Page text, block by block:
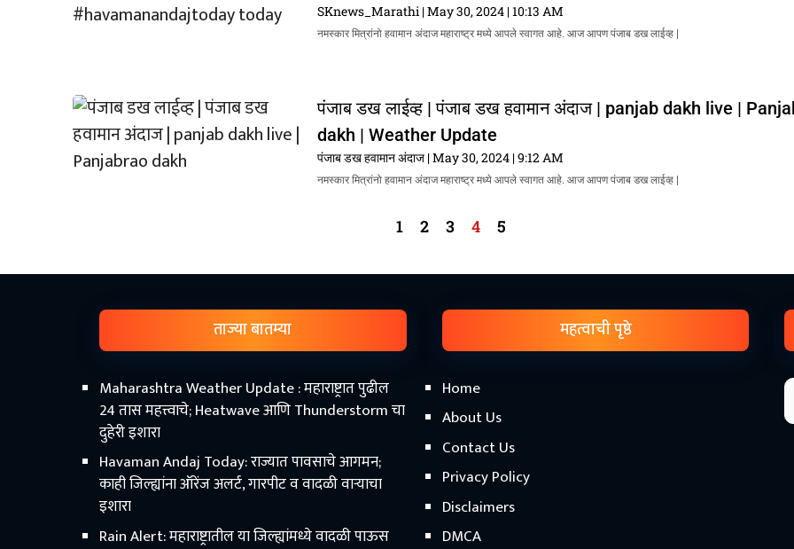
SKnews_Marathi May 30, 2024 10:13 AM
नमस्कार मित्रांनो हवामान अंदाज महाराष्ट्र मध्ये आपले स्वागत आहे. आज आपण पंजाब डख लाईव्ह |
पंजाब डख लाईव्ह | पंजाब डख हवामान अंदाज | panjab dakh live |
dakh | Weather Update
पंजाब डख हवामान अंदाज May 30, 2024 9:12 AM
नमस्कार मित्रांनो हवामान अंदाज महाराष्ट्र मध्ये आपले स्वागत आहे. आज आपण पंजाब डख लाईव्ह |
1 2 3 4 5
ताज्या बातम्या
Maharashtra Weather Update : महाराष्ट्रात पुढील
24 तास महत्त्वाचे; Heatwave आणि Thunderstorm चा
दुहेरी इशारा
Havaman Andaj Today: राज्यात पावसाचे आगमन;
काही जिल्ह्यांना ऑरेंज अलर्ट, गारपीट व वादळी वाऱ्याचा
इशारा
Rain Alert: महाराष्ट्रातील या जिल्ह्यांमध्ये वादळी पाऊस
महत्वाची पृष्ठे
Home
About Us
Contact Us
Privacy Policy
Disclaimers
DMCA